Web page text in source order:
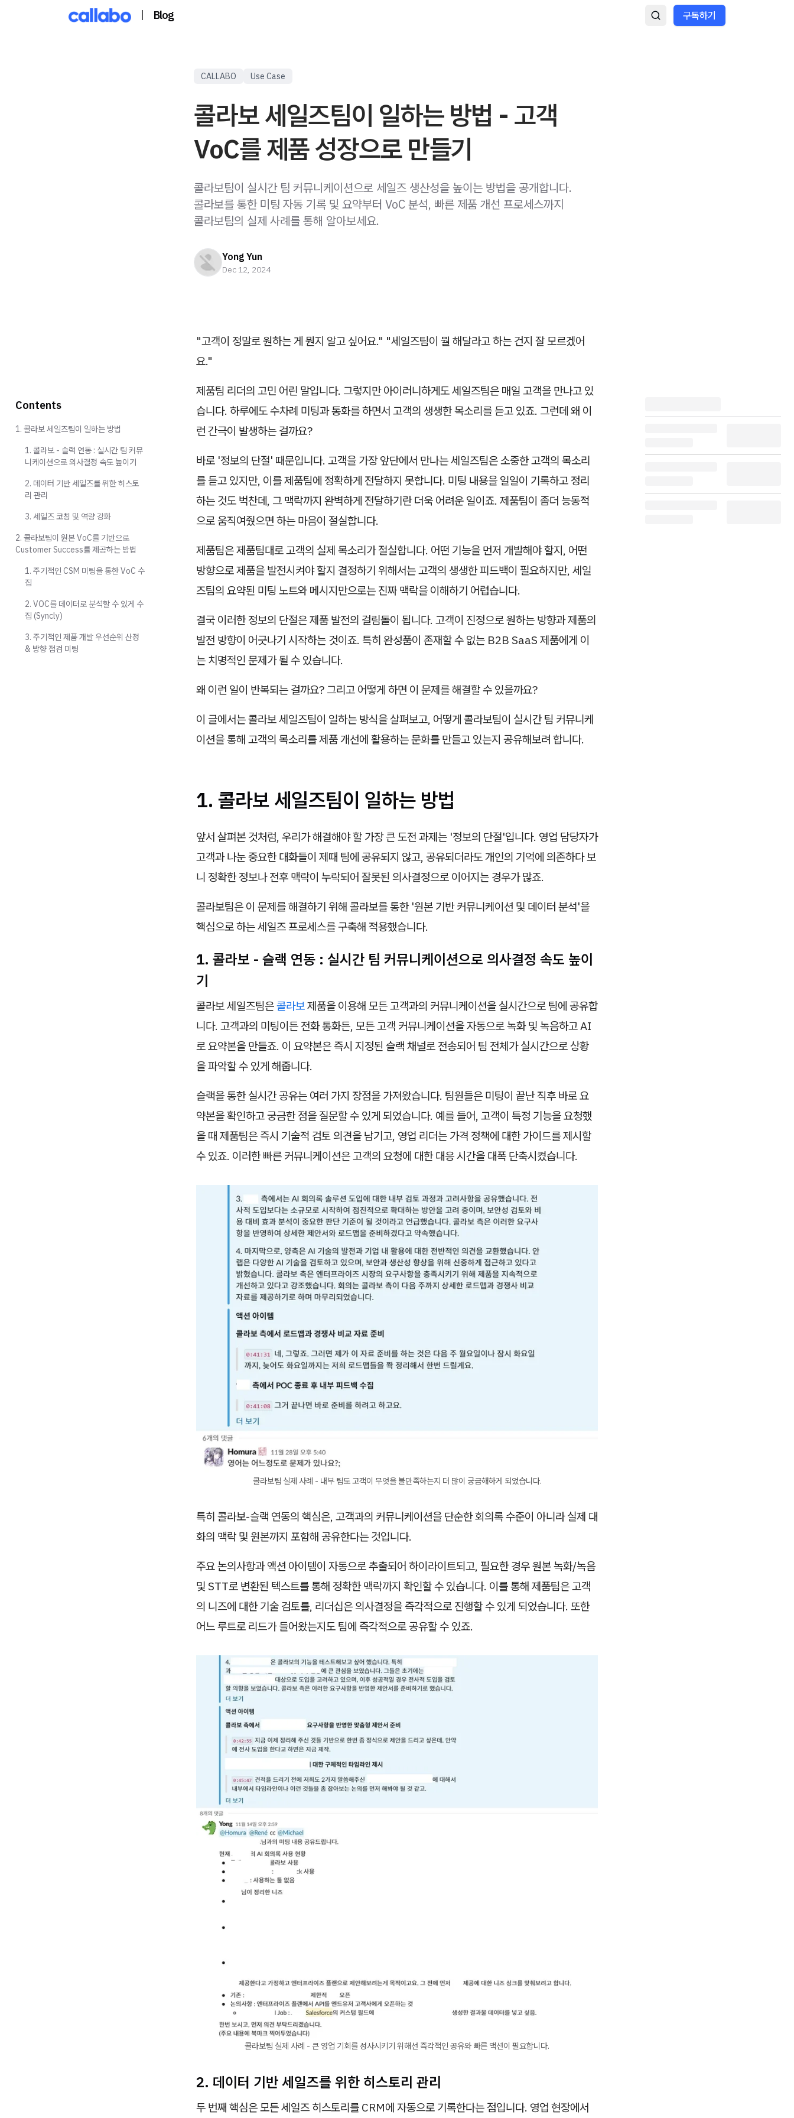
| Blog 구독하기
CALLABO Use Case
콜라보 세일즈팀이 일하는 방법 - 고객
VoC를 제품 성장으로 만들기
콜라보팀이 실시간 팀 커뮤니케이션으로 세일즈 생산성을 높이는 방법을 공개합니다.
콜라보를 통한 미팅 자동 기록 및 요약부터 VoC 분석, 빠른 제품 개선 프로세스까지
콜라보팀의 실제 사례를 통해 알아보세요.
Yong Yun
Dec 12, 2024
"고객이 정말로 원하는 게 뭔지 알고 싶어요." "세일즈팀이 뭘 해달라고 하는 건지 잘 모르겠어
요."
제품팀 리더의 고민 어린 말입니다. 그렇지만 아이러니하게도 세일즈팀은 매일 고객을 만나고 있
습니다. 하루에도 수차례 미팅과 통화를 하면서 고객의 생생한 목소리를 듣고 있죠. 그런데 왜 이
런 간극이 발생하는 걸까요?
바로 '정보의 단절' 때문입니다. 고객을 가장 앞단에서 만나는 세일즈팀은 소중한 고객의 목소리
를 듣고 있지만, 이를 제품팀에 정확하게 전달하지 못합니다. 미팅 내용을 일일이 기록하고 정리
하는 것도 벅찬데, 그 맥락까지 완벽하게 전달하기란 더욱 어려운 일이죠. 제품팀이 좀더 능동적
으로 움직여줬으면 하는 마음이 절실합니다.
제품팀은 제품팀대로 고객의 실제 목소리가 절실합니다. 어떤 기능을 먼저 개발해야 할지, 어떤
방향으로 제품을 발전시켜야 할지 결정하기 위해서는 고객의 생생한 피드백이 필요하지만, 세일
즈팀의 요약된 미팅 노트와 메시지만으로는 진짜 맥락을 이해하기 어렵습니다.
결국 이러한 정보의 단절은 제품 발전의 걸림돌이 됩니다. 고객이 진정으로 원하는 방향과 제품의
발전 방향이 어긋나기 시작하는 것이죠. 특히 완성품이 존재할 수 없는 B2B SaaS 제품에게 이
는 치명적인 문제가 될 수 있습니다.
왜 이런 일이 반복되는 걸까요? 그리고 어떻게 하면 이 문제를 해결할 수 있을까요?
이 글에서는 콜라보 세일즈팀이 일하는 방식을 살펴보고, 어떻게 콜라보팀이 실시간 팀 커뮤니케
이션을 통해 고객의 목소리를 제품 개선에 활용하는 문화를 만들고 있는지 공유해보려 합니다.
1. 콜라보 세일즈팀이 일하는 방법
앞서 살펴본 것처럼, 우리가 해결해야 할 가장 큰 도전 과제는 '정보의 단절'입니다. 영업 담당자가
고객과 나눈 중요한 대화들이 제때 팀에 공유되지 않고, 공유되더라도 개인의 기억에 의존하다 보
니 정확한 정보나 전후 맥락이 누락되어 잘못된 의사결정으로 이어지는 경우가 많죠.
콜라보팀은 이 문제를 해결하기 위해 콜라보를 통한 '원본 기반 커뮤니케이션 및 데이터 분석'을
핵심으로 하는 세일즈 프로세스를 구축해 적용했습니다.
1. 콜라보 - 슬랙 연동 : 실시간 팀 커뮤니케이션으로 의사결정 속도 높이
기
콜라보 세일즈팀은콜라보제품을 이용해 모든 고객과의 커뮤니케이션을 실시간으로 팀에 공유합
니다. 고객과의 미팅이든 전화 통화든, 모든 고객 커뮤니케이션을 자동으로 녹화 및 녹음하고 AI
로 요약본을 만들죠. 이 요약본은 즉시 지정된 슬랙 채널로 전송되어 팀 전체가 실시간으로 상황
을 파악할 수 있게 해줍니다.
슬랙을 통한 실시간 공유는 여러 가지 장점을 가져왔습니다. 팀원들은 미팅이 끝난 직후 바로 요
약본을 확인하고 궁금한 점을 질문할 수 있게 되었습니다. 예를 들어, 고객이 특정 기능을 요청했
을 때 제품팀은 즉시 기술적 검토 의견을 남기고, 영업 리더는 가격 정책에 대한 가이드를 제시할
수 있죠. 이러한 빠른 커뮤니케이션은 고객의 요청에 대한 대응 시간을 대폭 단축시켰습니다.
콜라보팀 실제 사례 - 내부 팀도 고객이 무엇을 불만족하는지 더 많이 궁금해하게 되었습니다.
특히 콜라보-슬랙 연동의 핵심은, 고객과의 커뮤니케이션을 단순한 회의록 수준이 아니라 실제 대
화의 맥락 및 원본까지 포함해 공유한다는 것입니다.
주요 논의사항과 액션 아이템이 자동으로 추출되어 하이라이트되고, 필요한 경우 원본 녹화/녹음
및 STT로 변환된 텍스트를 통해 정확한 맥락까지 확인할 수 있습니다. 이를 통해 제품팀은 고객
의 니즈에 대한 기술 검토를, 리더십은 의사결정을 즉각적으로 진행할 수 있게 되었습니다. 또한
어느 루트로 리드가 들어왔는지도 팀에 즉각적으로 공유할 수 있죠.
콜라보팀 실제 사례 - 큰 영업 기회를 성사시키기 위해선 즉각적인 공유와 빠른 액션이 필요합니다.
2. 데이터 기반 세일즈를 위한 히스토리 관리
두 번째 핵심은 모든 세일즈 히스토리를 CRM에 자동으로 기록한다는 점입니다. 영업 현장에서
Contents
1. 콜라보 세일즈팀이 일하는 방법
1. 콜라보 - 슬랙 연동 : 실시간 팀 커뮤
니케이션으로 의사결정 속도 높이기
2. 데이터 기반 세일즈를 위한 히스토
리 관리
3. 세일즈 코칭 및 역량 강화
2. 콜라보팀이 원본 VoC를 기반으로
Customer Success를 제공하는 방법
1. 주기적인 CSM 미팅을 통한 VoC 수
집
2. VOC를 데이터로 분석할 수 있게 수
집 (Syncly)
3. 주기적인 제품 개발 우선순위 산정
& 방향 점검 미팅